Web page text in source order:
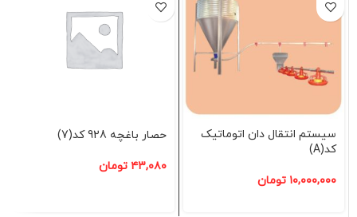
سیستم انتقال دان اتوماتیک
کد(A)
۱۰,۰۰۰,۰۰۰ تومان
حصار باغچه 928 کد(7)
۴۳,۰۸۰ تومان